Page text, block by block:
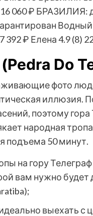
16 060 ₽ БРАЗИЛИЯ:
392 ₽ Елена 4.9(8)
Do
фото
иллюзия.
поэтому
народная
подъема 50 минут.
на гору
вам нужно
выехать